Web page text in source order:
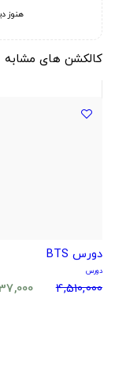
هنوز
کالکشن های مشابه
دورس BTS
دورس
4,510,000